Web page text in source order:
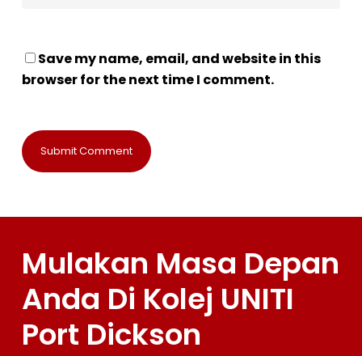
Save my name, email, and website in this
browser for the next time I comment.
Mulakan Masa Depan
Anda Di Kolej UNITI
Port Dickson